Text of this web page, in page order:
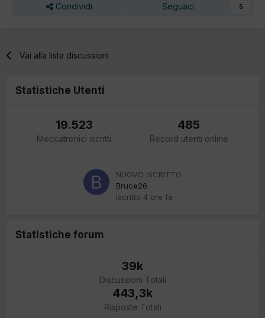
Condividi Seguaci 5
Vai alla lista discussioni
Statistiche Utenti
19.523
Meccatronici iscritti
485
Record utenti online
NUOVO ISCRITTO
Bruce26
Iscritto 4 ore fa
Statistiche forum
39k
Discussioni Totali
443,3k
Risposte Totali